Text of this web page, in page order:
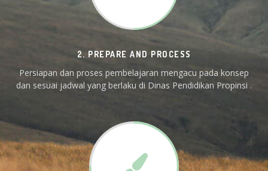
2. PREPARE AND PROCESS
Persiapan dan proses pembelajaran mengacu pada konsep
dan sesuai jadwal yang berlaku di Dinas Pendidikan Propinsi .